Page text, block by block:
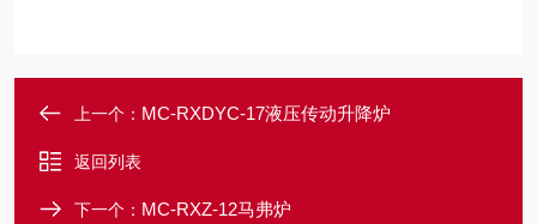
上一个： MC-RXDYC-17液压传动升降炉
返回列表
下一个： MC-RXZ-12马弗炉